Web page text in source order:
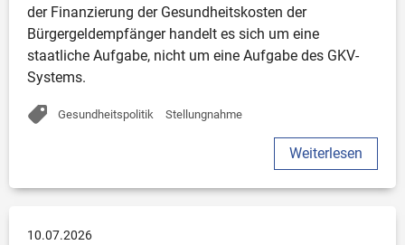
der Finanzierung der Gesundheitskosten der
Bürgergeldempfänger handelt es sich um eine
staatliche Aufgabe, nicht um eine Aufgabe des GKV-
Gesundheitspolitik Stellungnahme
Weiterlesen
10.07.2026